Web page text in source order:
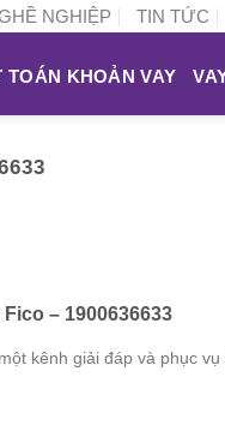
NGHIỆP TIN TỨC
TOÁN KHOẢN VAY
– 1900636633
kênh giải đáp và phục